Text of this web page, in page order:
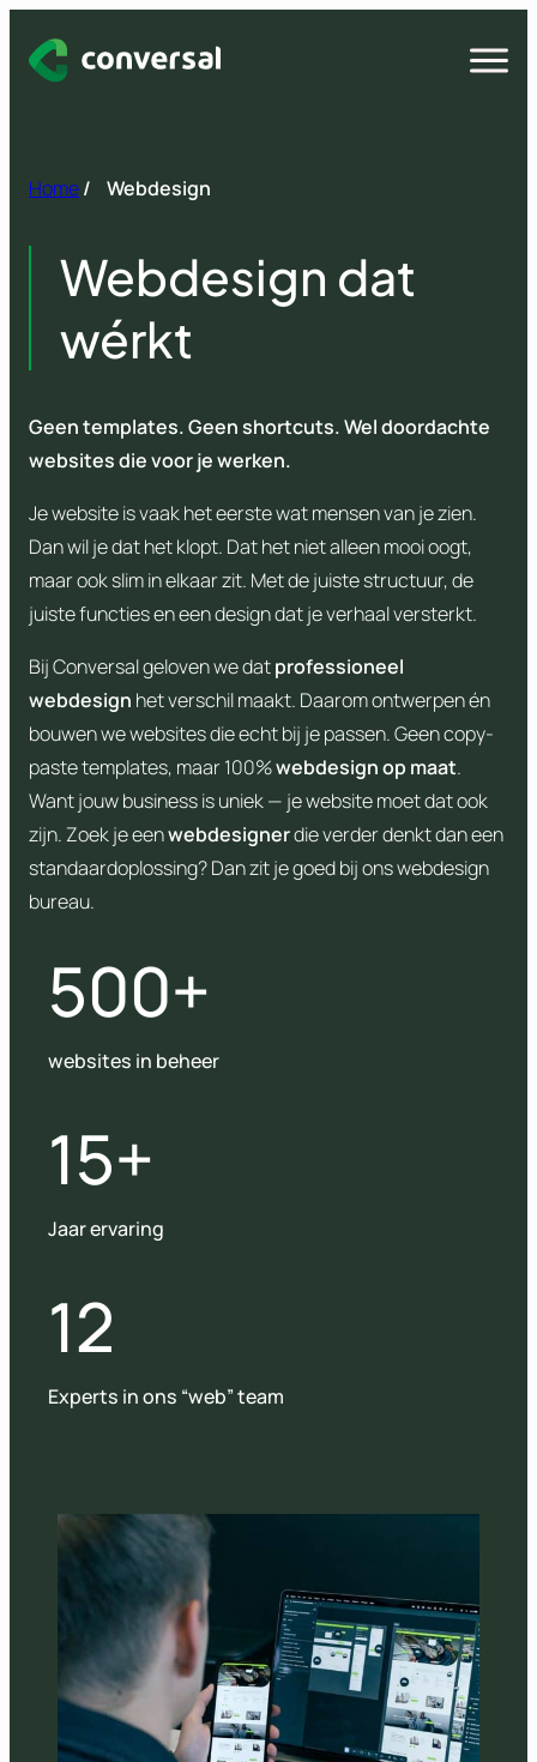
naar
Open
Home/ Webdesign
Webdesign dat
wérkt
Geen templates. Geen shortcuts. Wel doordachte
websites die voor je werken.
Je website is vaak het eerste wat mensen van je zien.
Dan wil je dat het klopt. Dat het niet alleen mooi oogt,
maar ook slim in elkaar zit. Met de juiste structuur, de
juiste functies en een design dat je verhaal versterkt.
Bij Conversal geloven we datprofessioneel
webdesign het verschil maakt. Daarom ontwerpen én
bouwen we websites die echt bij je passen. Geen copy-
paste templates, maar 100%webdesign op maat.
Want jouw business is uniek — je website moet dat ook
zijn. Zoek je eenwebdesignerdie verder denkt dan een
standaardoplossing? Dan zit je goed bij ons webdesign
bureau.
500+
websites in beheer
15+
Jaar ervaring
12
Experts in ons “web” team